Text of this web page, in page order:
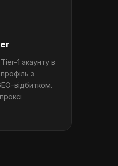
1 акаунту в
з
відбитком.